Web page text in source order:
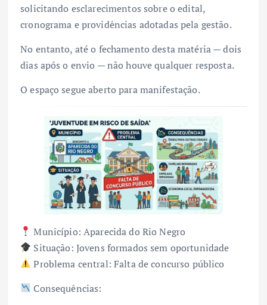
solicitando esclarecimentos sobre o edital,
cronograma e providências adotadas pela gestão.
No entanto, até o fechamento desta matéria — dois
dias após o envio — não houve qualquer resposta.
O espaço segue aberto para manifestação.
Município: Aparecida do Rio Negro
Situação: Jovens formados sem oportunidade
Problema central: Falta de concurso público
Consequências: